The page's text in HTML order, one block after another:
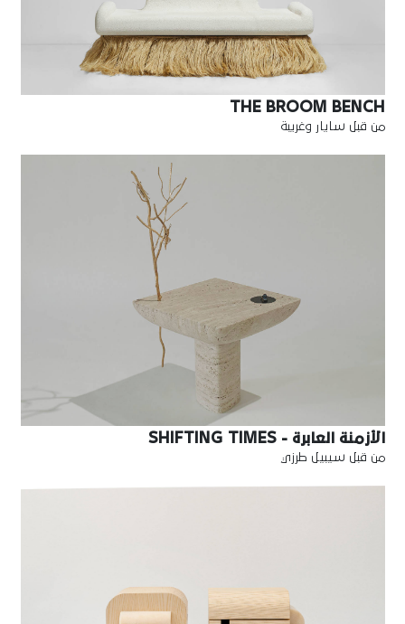
THE BROOM BENCH
من قبل سايار وغريبة
الأزمنة العابرة - SHIFTING TIMES
من قبل سيبيل طرزي